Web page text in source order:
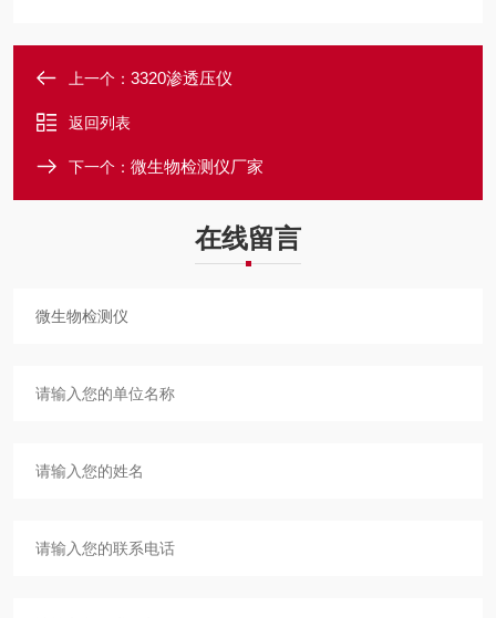
上一个： 3320渗透压仪
返回列表
下一个： 微生物检测仪厂家
在线留言